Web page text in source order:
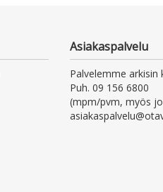
Asiakaspalvelu
Palvelemme arkisin
Puh. 09 156 6800
(mpm/pvm, myös